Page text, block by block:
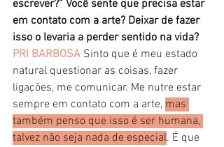
escrever?” Você sente que precisa estar
em contato com a arte? Deixar de fazer
isso o levaria a perder sentido na vida?
PRI BARBOSA Sinto que é meu estado
natural questionar as coisas, fazer
ligações, me comunicar. Me nutre estar
sempre em contato com a arte, mas
também penso que isso é ser humana,
talvez não seja nada de especial. É que